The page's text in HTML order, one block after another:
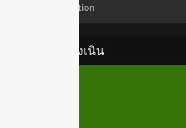
Newsletter Subscription
เทศบาลตำบลสูงเนิน